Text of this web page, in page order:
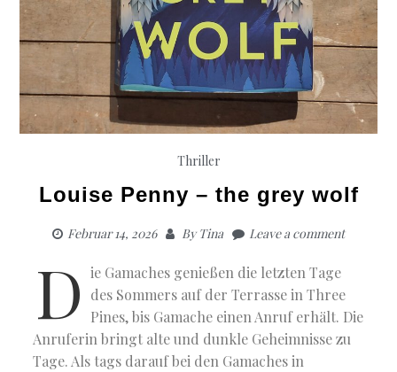
Thriller
Louise Penny – the grey wolf
Februar 14, 2026 ByTina Leave a comment
D ie Gamaches genießen die letzten Tage
des Sommers auf der Terrasse in Three
Pines, bis Gamache einen Anruf erhält. Die
Anruferin bringt alte und dunkle Geheimnisse zu
Tage. Als tags darauf bei den Gamaches in